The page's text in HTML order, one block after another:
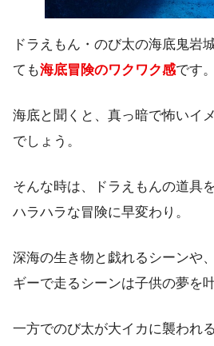
ドラえもん・のび太の海底鬼岩
ても海底冒険のワクワク感です。
海底と聞くと、真っ暗で怖いイ
でしょう。
そんな時は、ドラえもんの道具
ハラハラな冒険に早変わり。
深海の生き物と戯れるシーンや
ギーで走るシーンは子供の夢を
一方でのび太が大イカに襲われ